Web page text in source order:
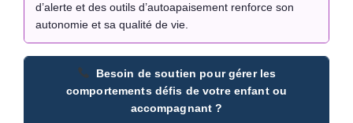
d’alerte et des outils d’autoapaisement renforce son
autonomie et sa qualité de vie.
Besoin de soutien pour gérer les
comportements défis de votre enfant ou
accompagnant ?